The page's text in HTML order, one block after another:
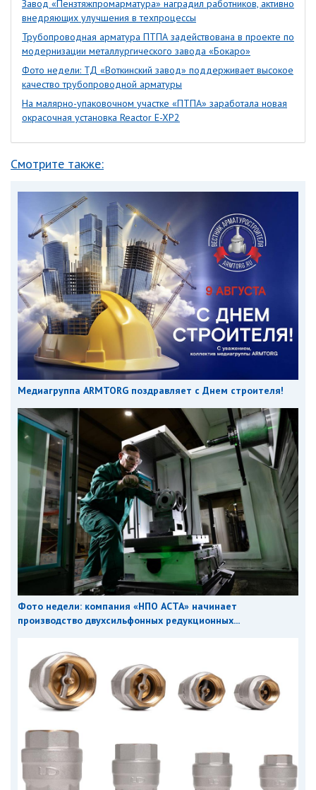
Завод «Пензтяжпромарматура» наградил работников, активно
внедряющих улучшения в техпроцессы
Трубопроводная арматура ПТПА задействована в проекте по
модернизации металлургического завода «Бокаро»
Фото недели: ТД «Воткинский завод» поддерживает высокое
качество трубопроводной арматуры
На малярно-упаковочном участке «ПТПА» заработала новая
окрасочная установка Reactor E-XP2
Смотрите также:
Медиагруппа ARMTORG поздравляет с Днем строителя!
Фото недели: компания «НПО АСТА» начинает
производство двухсильфонных редукционных...